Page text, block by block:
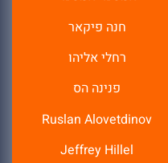
חנה פיקאר
רחלי אליהו
פנינה הס
Ruslan Alovetdinov
Jeffrey Hillel